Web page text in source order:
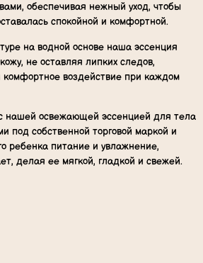
обеспечивая нежный уход, чтобы
спокойной и комфортной.
на водной основе наша эссенция
не оставляя липких следов,
комфортное воздействие при каждом
с нашей освежающей эссенцией для тела
под собственной торговой маркой и
ребенка питание и увлажнение,
делая ее мягкой, гладкой и свежей.